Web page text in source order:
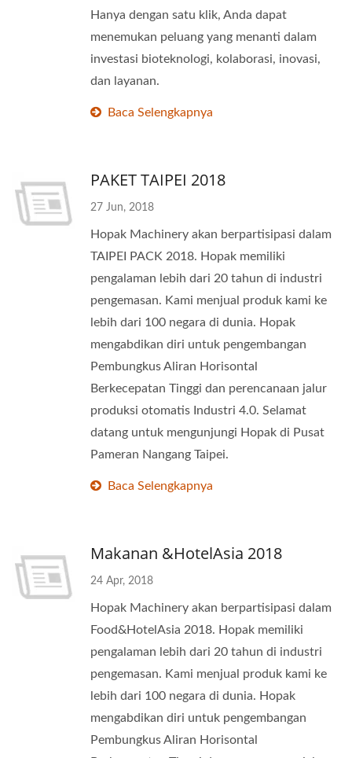
Hanya dengan satu klik, Anda dapat
menemukan peluang yang menanti dalam
investasi bioteknologi, kolaborasi, inovasi,
dan layanan.
Baca Selengkapnya
PAKET TAIPEI 2018
27 Jun, 2018
Hopak Machinery akan berpartisipasi dalam
TAIPEI PACK 2018. Hopak memiliki
pengalaman lebih dari 20 tahun di industri
pengemasan. Kami menjual produk kami ke
lebih dari 100 negara di dunia. Hopak
mengabdikan diri untuk pengembangan
Pembungkus Aliran Horisontal
Berkecepatan Tinggi dan perencanaan jalur
produksi otomatis Industri 4.0. Selamat
datang untuk mengunjungi Hopak di Pusat
Pameran Nangang Taipei.
Baca Selengkapnya
Makanan &HotelAsia 2018
24 Apr, 2018
Hopak Machinery akan berpartisipasi dalam
Food&HotelAsia 2018. Hopak memiliki
pengalaman lebih dari 20 tahun di industri
pengemasan. Kami menjual produk kami ke
lebih dari 100 negara di dunia. Hopak
mengabdikan diri untuk pengembangan
Pembungkus Aliran Horisontal